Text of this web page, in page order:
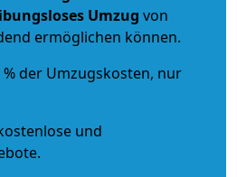
Umzug von
ermöglichen können.
% der Umzugskosten, nur
und